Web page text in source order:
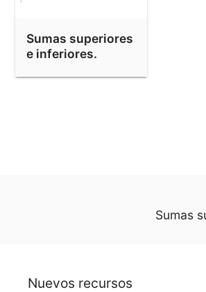
Sumas superiores
e inferiores.
Nuevos recursos